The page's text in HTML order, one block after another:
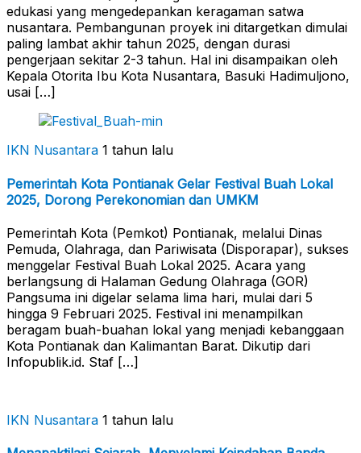
edukasi yang mengedepankan keragaman satwa
nusantara. Pembangunan proyek ini ditargetkan dimulai
paling lambat akhir tahun 2025, dengan durasi
pengerjaan sekitar 2-3 tahun. Hal ini disampaikan oleh
Kepala Otorita Ibu Kota Nusantara, Basuki Hadimuljono,
usai […]
IKN Nusantara 1 tahun lalu
Pemerintah Kota Pontianak Gelar Festival Buah Lokal
2025, Dorong Perekonomian dan UMKM
Pemerintah Kota (Pemkot) Pontianak, melalui Dinas
Pemuda, Olahraga, dan Pariwisata (Disporapar), sukses
menggelar Festival Buah Lokal 2025. Acara yang
berlangsung di Halaman Gedung Olahraga (GOR)
Pangsuma ini digelar selama lima hari, mulai dari 5
hingga 9 Februari 2025. Festival ini menampilkan
beragam buah-buahan lokal yang menjadi kebanggaan
Kota Pontianak dan Kalimantan Barat. Dikutip dari
Infopublik.id. Staf […]
IKN Nusantara 1 tahun lalu